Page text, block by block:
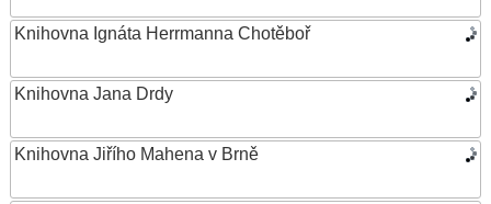
Knihovna Ignáta Herrmanna Chotěboř
Knihovna Jana Drdy
Knihovna Jiřího Mahena v Brně